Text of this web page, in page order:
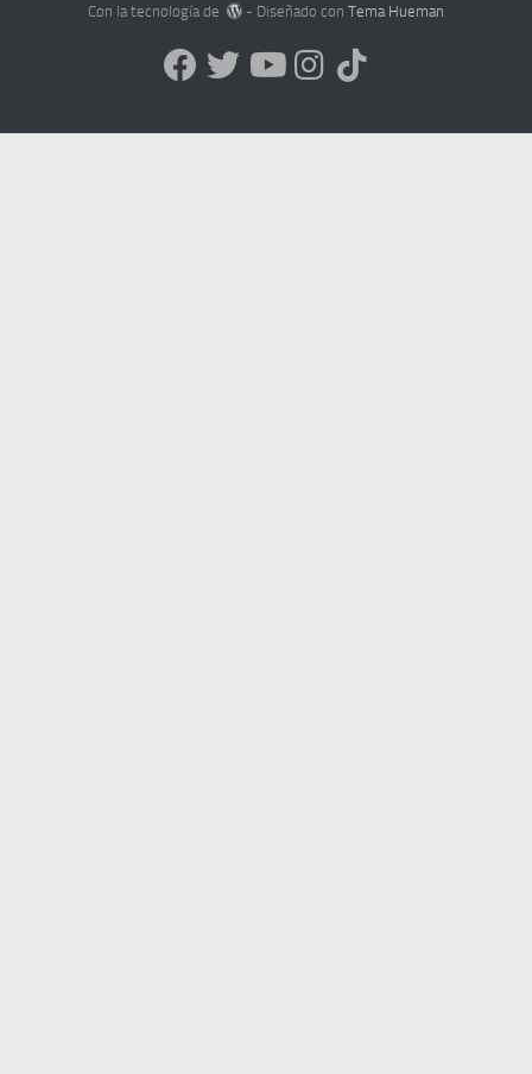
Con la tecnología de - Diseñado conTema Hueman